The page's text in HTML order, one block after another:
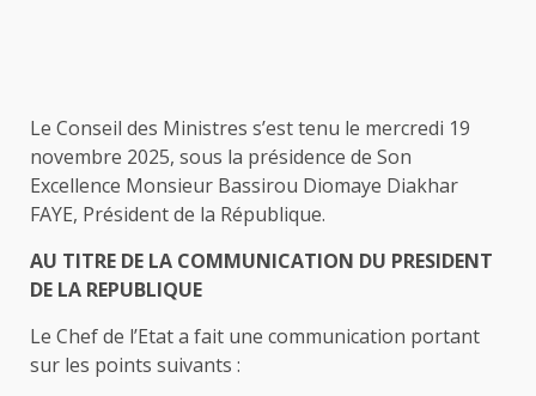
Le Conseil des Ministres s’est tenu le mercredi 19
novembre 2025, sous la présidence de Son
Excellence Monsieur Bassirou Diomaye Diakhar
FAYE, Président de la République.
AU TITRE DE LA COMMUNICATION DU PRESIDENT
DE LA REPUBLIQUE
Le Chef de l’Etat a fait une communication portant
sur les points suivants :